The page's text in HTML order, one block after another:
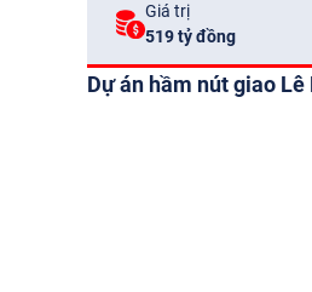
Giá trị
519 tỷ đồng
Dự án hầm nút giao Lê